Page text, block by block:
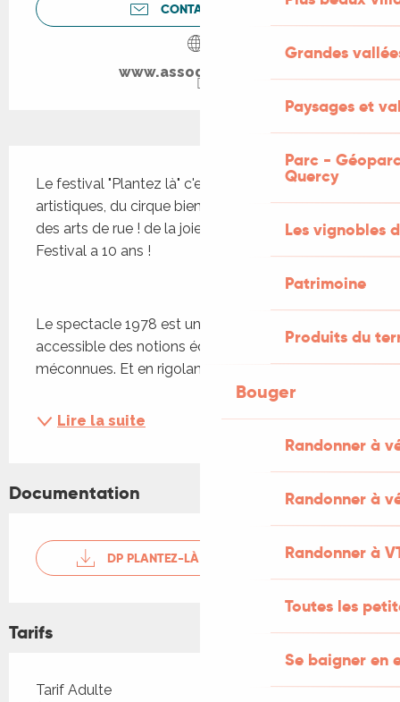
Grandes
Paysages et
Parc -
Quercy
Les vignobles
Patrimoine
Produits du
Bouger
Randonner à
Randonner à
Randonner à
Toutes les
Se baigner en
CONTACTEZ-NOUS
www.assodesclous.fr
Le festival "Plantez là" c'est des ateliers
artistiques, du cirque bien sûr, de la musique et
des arts de rue ! de la joie en perspective ! Le
Festival a 10 ans !
Le spectacle 1978 est un pari : celui de rendre
accessible des notions économiques, souvent
méconnues. Et en rigolant ! À la manière des...
Lire la suite
Documentation
DP PLANTEZ-LÀ 26
Tarifs
Tarifs 2026
Tarif Adulte